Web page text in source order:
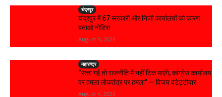
चंद्रपूर
चंद्रपुर में 67 सरकारी और निजी कार्यालयों को कारण
बताओ नोटिस
August 5, 2026
महाराष्ट्र
“सत्ता गई तो राजनीति में नहीं टिक पाएंगे, कांग्रेस कार्यालय
पर हमला लोकतंत्र पर हमला” — विजय वडेट्टीवार
August 4, 2026